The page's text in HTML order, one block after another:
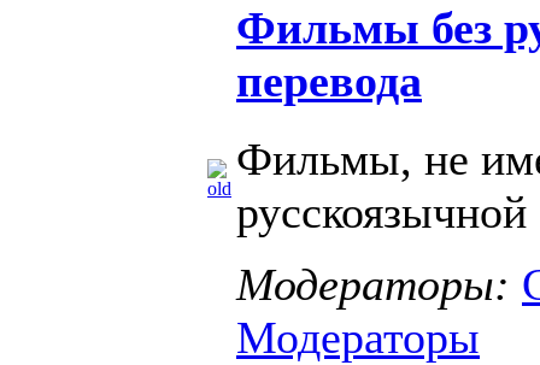
Фильмы без
перевода
Фильмы, не
Модераторы:
Модераторы